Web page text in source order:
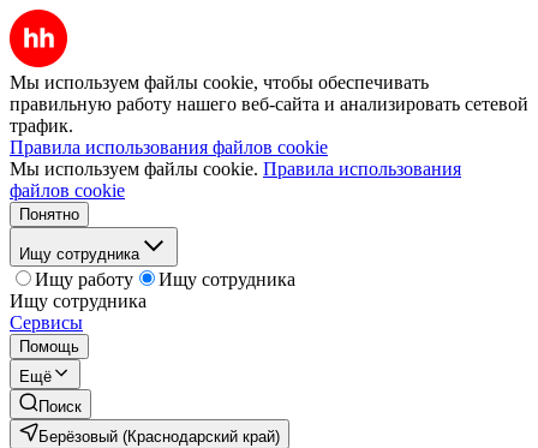
Мы используем файлы cookie, чтобы обеспечивать
правильную работу нашего веб-сайта и анализировать сетевой
трафик.
Правила использования файлов cookie
Мы используем файлы cookie. Правила использования
файлов cookie
Понятно
Ищу сотрудника
Ищу работу
Ищу сотрудника
Ищу сотрудника
Сервисы
Помощь
Ещё
Поиск
Берёзовый (Краснодарский край)